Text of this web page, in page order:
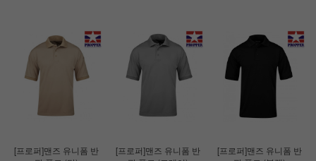
[프로퍼]맨즈 유니폼 반
[프로퍼]맨즈 유니폼 반
[프로퍼]맨즈 유니폼 반